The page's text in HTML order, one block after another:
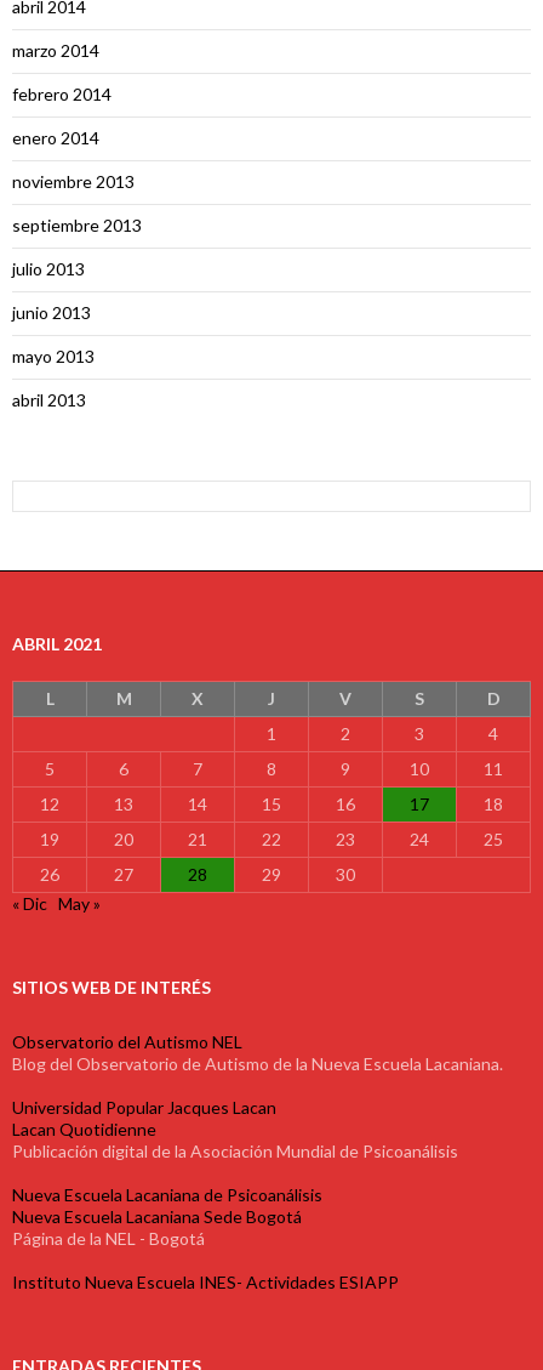
abril 2014
marzo 2014
febrero 2014
enero 2014
noviembre 2013
septiembre 2013
julio 2013
junio 2013
mayo 2013
abril 2013
ABRIL 2021
L M X J V S
D
1
2 3
4
5
6 7 8 9 10
11
12
13 14 15 16 17
18
19
20 21 22 23 24
25
26
27 28 29
30
« Dic May »
SITIOS WEB DE INTERÉS
Observatorio del Autismo NEL
Blog del Observatorio de Autismo de la Nueva Escuela Lacaniana.
Universidad Popular Jacques Lacan
Lacan Quotidienne
Publicación digital de la Asociación Mundial de Psicoanálisis
Nueva Escuela Lacaniana de Psicoanálisis
Nueva Escuela Lacaniana Sede Bogotá
Página de la NEL - Bogotá
Instituto Nueva Escuela INES- Actividades ESIAPP